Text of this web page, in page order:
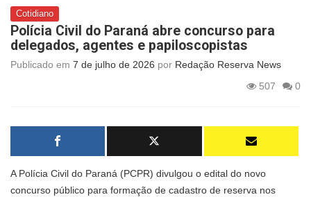
Cotidiano
Polícia Civil do Paraná abre concurso para
delegados, agentes e papiloscopistas
Publicado em 7 de julho de 2026 por Redação Reserva News
507
0
A Polícia Civil do Paraná (PCPR) divulgou o edital do novo
concurso público para formação de cadastro de reserva nos